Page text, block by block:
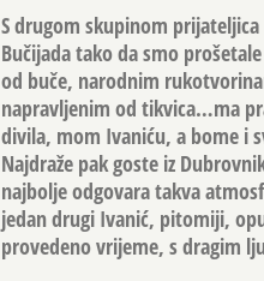
S drugom skupinom prijateljica
Bučijada tako da smo
od buče, narodnim
napravljenim od tikvica…ma
divila, mom Ivaniću, a bome i
Najdraže pak goste iz
najbolje odgovara takva
jedan drugi Ivanić, pitomiji,
provedeno vrijeme, s dragim